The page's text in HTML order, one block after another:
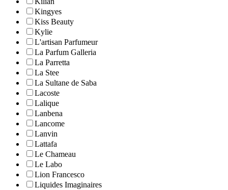
Kingyes
Kiss Beauty
Kylie
L'artisan Parfumeur
La Parfum Galleria
La Parretta
La Stee
La Sultane de Saba
Lacoste
Lalique
Lanbena
Lancome
Lanvin
Lattafa
Le Chameau
Le Labo
Lion Francesco
Liquides Imaginaires